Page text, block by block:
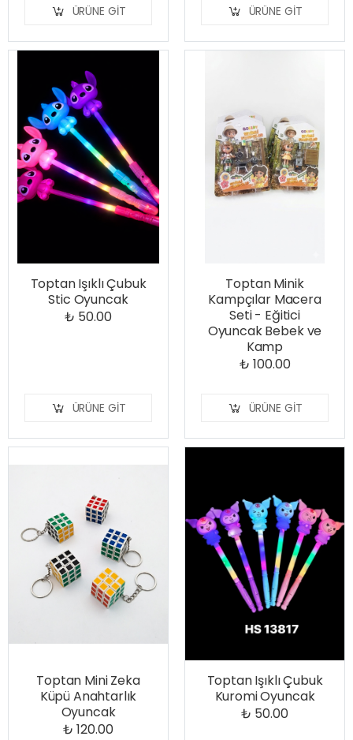
ÜRÜNE GIT ÜRÜNE GIT
Toptan Işıklı Çubuk
Stic Oyuncak
₺ 50.00
ÜRÜNE GIT
Toptan Minik
Kampçılar Macera
Seti - Eğitici
Oyuncak Bebek ve
Kamp
₺ 100.00
ÜRÜNE GIT
Toptan Mini Zeka
Küpü Anahtarlık
Oyuncak
₺ 120.00
Toptan Işıklı Çubuk
Kuromi Oyuncak
₺ 50.00